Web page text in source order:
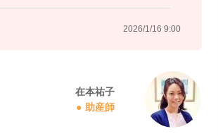
2026/1/16 9:00
在本祐子
助産師